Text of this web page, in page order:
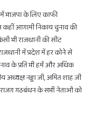
भाजपा के लिए काफी
आगामी निकाय चुनाव की
भी राजधानी की सीट
में प्रदेश में हर कोने से
के प्रति भी हमें और अधिक
अध्यक्ष नड्डा जी, अमित शाह जी
राजग गठबंधन के सभी नेताओं को